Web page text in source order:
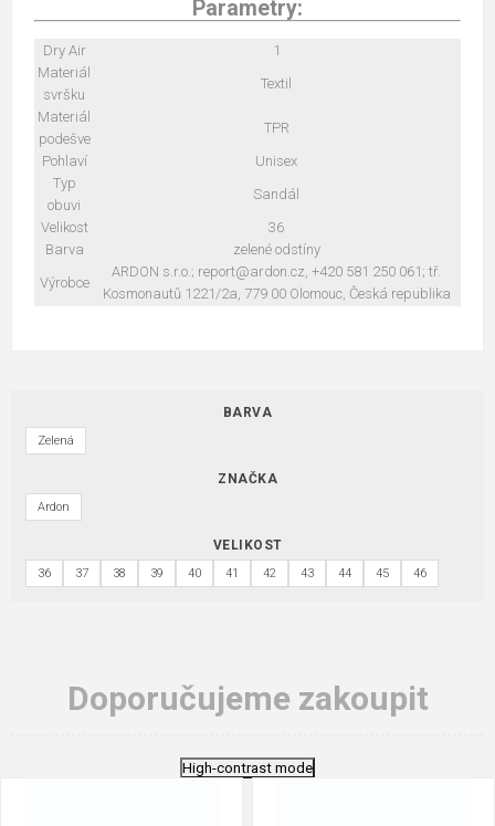
Parametry:
Dry Air
1
Materiál
svršku
Textil
Materiál
podešve
TPR
Pohlaví
Unisex
Typ
obuvi
Sandál
Velikost
36
Barva
zelené odstíny
Výrobce
ARDON s.r.o.; report@ardon.cz, +420 581 250 061; tř.
Kosmonautů 1221/2a, 779 00 Olomouc, Česká republika
BARVA
Zelená
ZNAČKA
Ardon
VELIKOST
36 37 38 39 40 41 42 43 44 45 46
Doporučujeme zakoupit
High-contrast mode